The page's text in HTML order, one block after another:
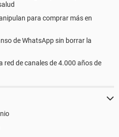
para comprar más en
de WhatsApp sin borrar la
red de canales de 4.000 años de